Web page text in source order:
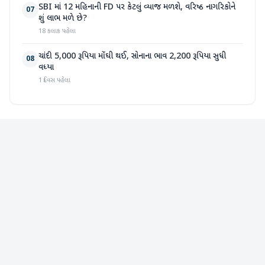
07 SBI માં 12 મહિનાની FD પર કેટલું વ્યાજ મળશે, વરિષ્ઠ નાગરિકોને
શું લાભ મળે છે?
18 કલાક પહેલા
08 ચાંદી 5,000 રૂપિયા મોંઘી થઈ, સોનાના ભાવ 2,200 રૂપિયા સુધી
વધ્યા
1 દિવસ પહેલા